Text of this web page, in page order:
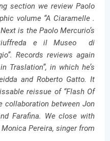
section we review Paolo
volume “A Ciaramelle .
is the Paolo Mercurio’s
e il Museo di
Records reviews again
Traslation”, in which he’s
and Roberto Gatto. It
reissue of “Flash Of
collaboration between Jon
Farafina. We close with
Pereira, singer from